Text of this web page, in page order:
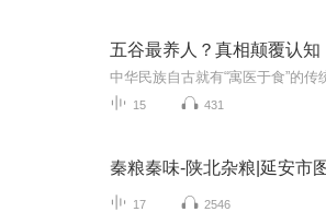
五谷最养人？真相颠覆认知
15 431
秦粮秦味-陕北杂粮|延安市
17 2546